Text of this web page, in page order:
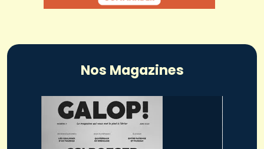
Nos Magazines